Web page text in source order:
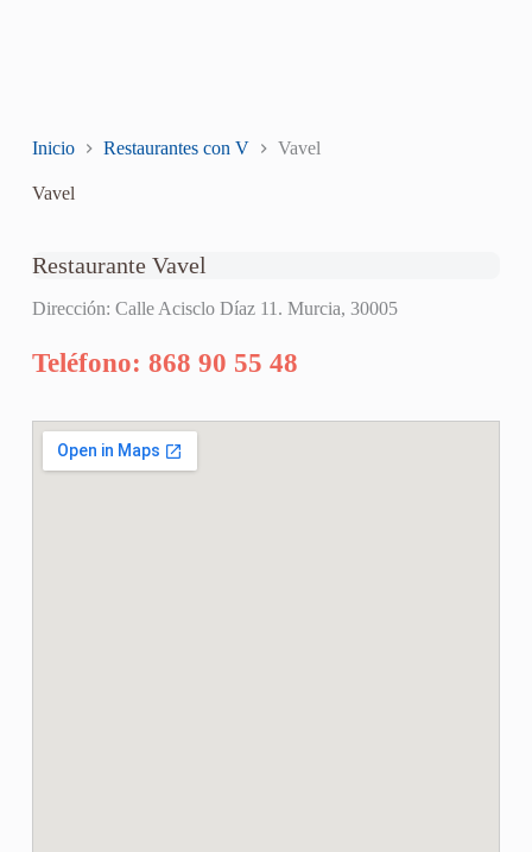
Inicio Restaurantes con V Vavel
Vavel
Restaurante Vavel
Dirección: Calle Acisclo Díaz 11. Murcia, 30005
Teléfono: 868 90 55 48